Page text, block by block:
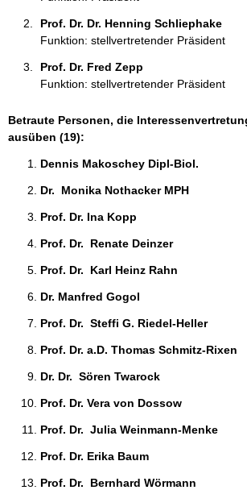
Prof. Dr. Dr. Henning Schliephake
Funktion: stellvertretender Präsident
Prof. Dr. Fred Zepp
Funktion: stellvertretender Präsident
Betraute Personen, die
ausüben (19):
Dennis Makoschey Dipl-Biol.
Dr.  Monika Nothacker MPH
Prof. Dr. Ina Kopp
Prof. Dr.  Renate Deinzer
Prof. Dr.  Karl Heinz Rahn
Dr. Manfred Gogol
Prof. Dr.  Steffi G. Riedel-Heller
Prof. Dr. a.D. Thomas Schmitz-Rixen
Dr. Dr.  Sören Twarock
Prof. Dr. Vera von Dossow
Prof. Dr.  Julia Weinmann-Menke
Prof. Dr. Erika Baum
Prof. Dr.  Bernhard Wörmann